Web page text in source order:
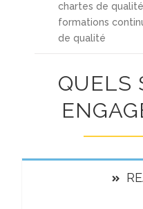
chartes de
formations
de qualité
QUELS